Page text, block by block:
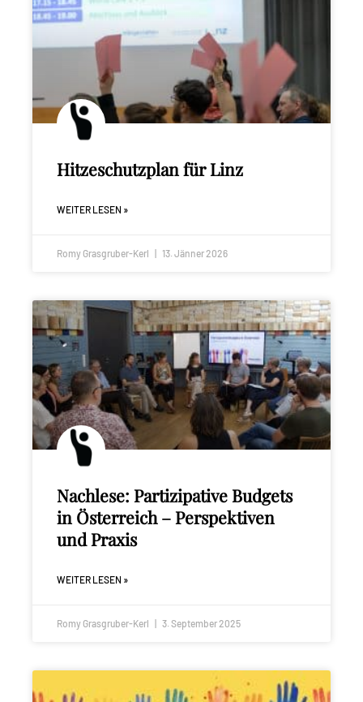
Hitzeschutzplan für Linz
WEITER LESEN »
Romy Grasgruber-Kerl 13. Jänner 2026
Nachlese: Partizipative Budgets
in Österreich – Perspektiven
und Praxis
WEITER LESEN »
Romy Grasgruber-Kerl 3. September 2025